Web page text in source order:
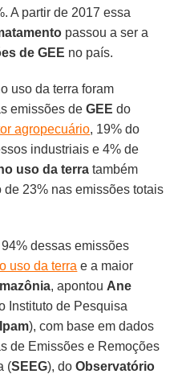
A partir de 2017 essa
passou a ser a
de GEE no país.
uso da terra foram
emissões deGEE do
agropecuário, 19% do
industriais e 4% de
uso da terra também
23% nas emissões totais
dessas emissões
uso da terra e a maior
, apontou Ane
Instituto de Pesquisa
Ipam), com base em dados
de Emissões e Remoções
(SEEG), doObservatório